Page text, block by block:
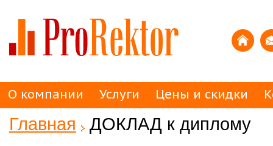
О компании Услуги Цены и скидки
Главная ДОКЛАД к диплому